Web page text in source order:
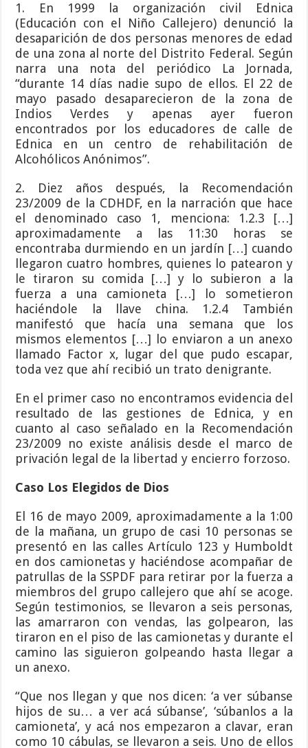
1. En 1999 la organización civil Ednica
(Educación con el Niño Callejero) denunció la
desaparición de dos personas menores de edad
de una zona al norte del Distrito Federal. Según
narra una nota del periódico La Jornada,
“durante 14 días nadie supo de ellos. El 22 de
mayo pasado desaparecieron de la zona de
Indios Verdes y apenas ayer fueron
encontrados por los educadores de calle de
Ednica en un centro de rehabilitación de
Alcohólicos Anónimos”.
2. Diez años después, la Recomendación
23/2009 de la CDHDF, en la narración que hace
el denominado caso 1, menciona: 1.2.3 […]
aproximadamente a las 11:30 horas se
encontraba durmiendo en un jardín […] cuando
llegaron cuatro hombres, quienes lo patearon y
le tiraron su comida […] y lo subieron a la
fuerza a una camioneta […] lo sometieron
haciéndole la llave china. 1.2.4 También
manifestó que hacía una semana que los
mismos elementos […] lo enviaron a un anexo
llamado Factor x, lugar del que pudo escapar,
toda vez que ahí recibió un trato denigrante.
En el primer caso no encontramos evidencia del
resultado de las gestiones de Ednica, y en
cuanto al caso señalado en la Recomendación
23/2009 no existe análisis desde el marco de
privación legal de la libertad y encierro forzoso.
Caso Los Elegidos de Dios
El 16 de mayo 2009, aproximadamente a la 1:00
de la mañana, un grupo de casi 10 personas se
presentó en las calles Artículo 123 y Humboldt
en dos camionetas y haciéndose acompañar de
patrullas de la SSPDF para retirar por la fuerza a
miembros del grupo callejero que ahí se acoge.
Según testimonios, se llevaron a seis personas,
las amarraron con vendas, las golpearon, las
tiraron en el piso de las camionetas y durante el
camino las siguieron golpeando hasta llegar a
un anexo.
“Que nos llegan y que nos dicen: ‘a ver súbanse
hijos de su… a ver acá súbanse’, ‘súbanlos a la
camioneta’, y acá nos empezaron a clavar, eran
como 10 cábulas, se llevaron a seis. Uno de ellos